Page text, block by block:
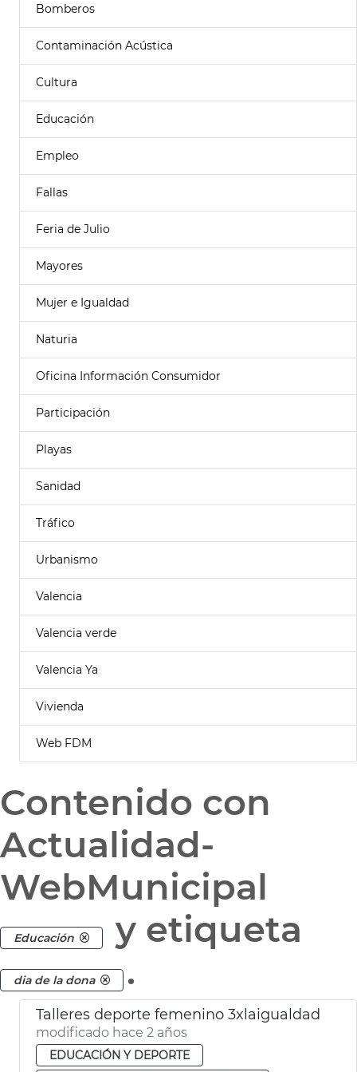
Bomberos
Contaminación Acústica
Cultura
Educación
Empleo
Fallas
Feria de Julio
Mayores
Mujer e Igualdad
Naturia
Oficina Información Consumidor
Participación
Playas
Sanidad
Tráfico
Urbanismo
Valencia
Valencia verde
Valencia Ya
Vivienda
Web FDM
Contenido con
Actualidad-
WebMunicipal
Educación y etiqueta
dia de la dona .
Talleres deporte femenino 3xlaigualdad
modificado hace 2 años
EDUCACIÓN Y DEPORTE